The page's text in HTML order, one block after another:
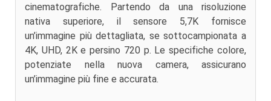
cinematografiche. Partendo da una risoluzione
nativa superiore, il sensore 5,7K fornisce
un’immagine più dettagliata, se sottocampionata a
4K, UHD, 2K e persino 720 p. Le specifiche colore,
potenziate nella nuova camera, assicurano
un’immagine più fine e accurata.